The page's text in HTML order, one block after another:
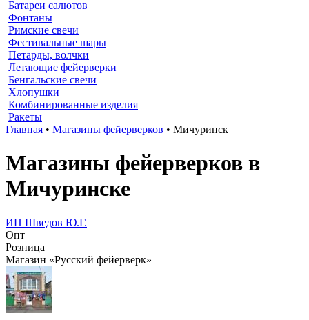
Батареи салютов
Фонтаны
Римские свечи
Фестивальные шары
Петарды, волчки
Летающие фейерверки
Бенгальские свечи
Хлопушки
Комбинированные изделия
Ракеты
Главная • Магазины фейерверков • Мичуринск
Магазины фейерверков в
Мичуринске
ИП Шведов Ю.Г.
Опт
Розница
Магазин «Русский фейерверк»